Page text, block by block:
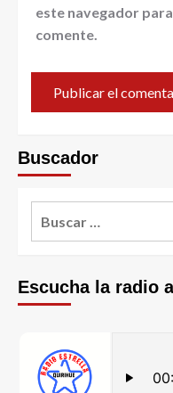
este navegador
comente.
Buscador
Escucha la radio